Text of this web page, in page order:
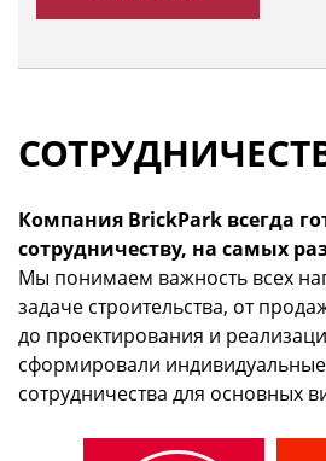
Компания BrickPark всегда
сотрудничеству, на самых
Мы понимаем важность всех
задаче строительства, от
до проектирования и
сформировали
сотрудничества для основных